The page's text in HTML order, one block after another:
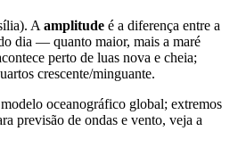
A amplitude é a diferença entre a
dia — quanto maior, mais a maré
perto de luas nova e cheia;
crescente/minguante.
oceanográfico global; extremos
previsão de ondas e vento, veja a